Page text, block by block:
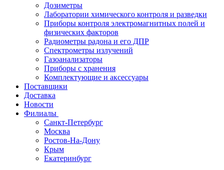
Дозиметры
Лаборатории химического контроля и разведки
Приборы контроля электромагнитных полей и
физических факторов
Радиометры радона и его ДПР
Спектрометры излучений
Газоанализаторы
Приборы с хранения
Комплектующие и аксессуары
Поставщики
Доставка
Новости
Филиалы
Санкт-Петербург
Москва
Ростов-На-Дону
Крым
Екатеринбург